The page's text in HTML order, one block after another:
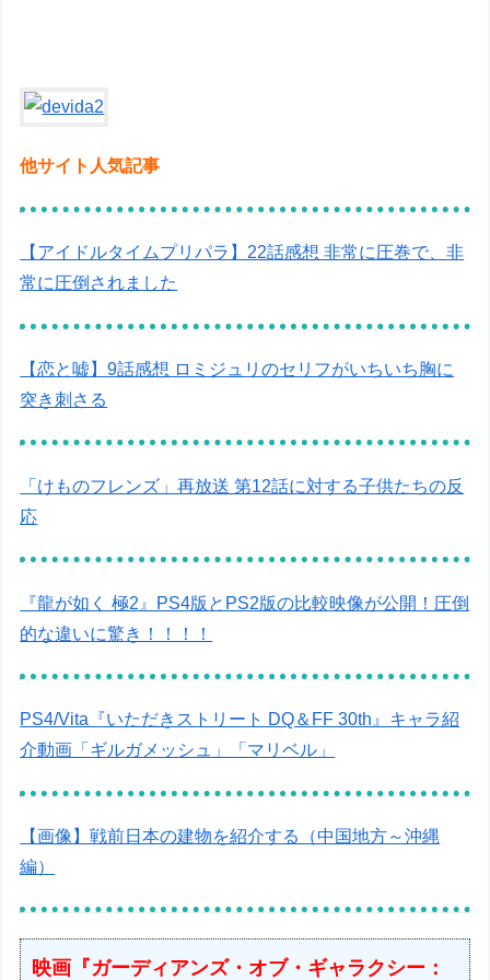
他サイト人気記事
【アイドルタイムプリパラ】22話感想 非常に圧巻で、非
常に圧倒されました
【恋と嘘】9話感想 ロミジュリのセリフがいちいち胸に
突き刺さる
「けものフレンズ」再放送 第12話に対する子供たちの反
応
『龍が如く 極2』PS4版とPS2版の比較映像が公開！圧倒
的な違いに驚き！！！！
PS4/Vita『いただきストリート DQ＆FF 30th』キャラ紹
介動画「ギルガメッシュ」「マリベル」
【画像】戦前日本の建物を紹介する（中国地方～沖縄
編）
映画『ガーディアンズ・オブ・ギャラクシー：